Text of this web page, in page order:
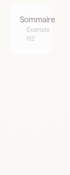
Sommaire
Example
H2